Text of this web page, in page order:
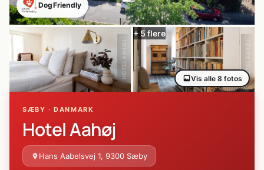
DogFriendly
HOTEL AAHØJ
+ 5 flere
HOTEL AAHØJ
Vis alle 8 fotos
SÆBY · DANMARK
Hotel Aahøj
Hans Aabelsvej 1, 9300 Sæby